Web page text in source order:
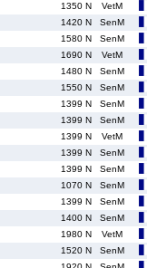
1350 N
VetM
1420 N
SenM
1580 N
SenM
1690 N
VetM
1480 N
SenM
1550 N
SenM
1399 N
SenM
1399 N
SenM
1399 N
VetM
1399 N
SenM
1399 N
SenM
1070 N
SenM
1399 N
SenM
1400 N
SenM
1980 N
VetM
1520 N
SenM